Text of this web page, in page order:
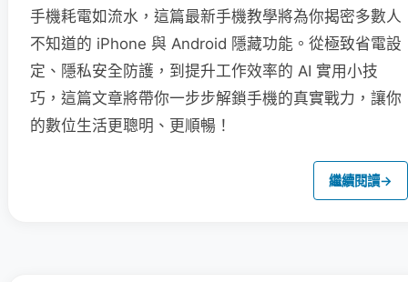
手機耗電如流水，這篇最新手機教學將為你揭密多數人
不知道的 iPhone 與 Android 隱藏功能。從極致省電設
定、隱私安全防護，到提升工作效率的 AI 實用小技
巧，這篇文章將帶你一步步解鎖手機的真實戰力，讓你
的數位生活更聰明、更順暢！
繼續閱讀→